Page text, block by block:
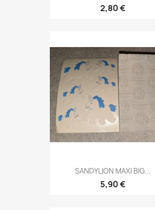
2,80 €
SANDYLION MAXI BIG...
5,90 €